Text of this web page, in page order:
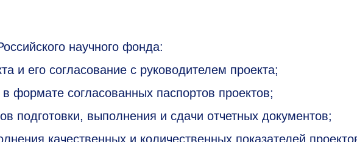
научного фонда:
и его согласование с руководителем проекта;
формате согласованных паспортов проектов;
подготовки, выполнения и сдачи отчетных документов;
качественных и количественных показателей